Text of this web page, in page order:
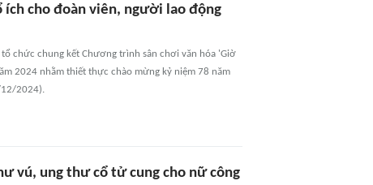
cho đoàn viên, người lao động
tổ chức chung kết Chương trình sân chơi văn hóa 'Giờ
2024 nhằm thiết thực chào mừng kỷ niệm 78 năm
12/2024).
vú, ung thư cổ tử cung cho nữ công